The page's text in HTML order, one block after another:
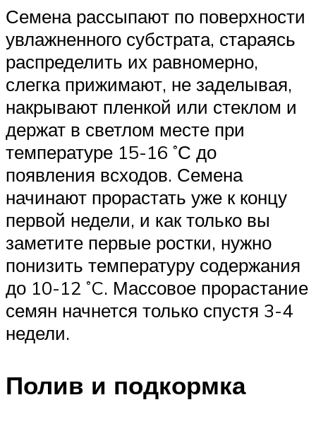
Семена рассыпают по поверхности
увлажненного субстрата, стараясь
распределить их равномерно,
слегка прижимают, не заделывая,
накрывают пленкой или стеклом и
держат в светлом месте при
температуре 15-16 ˚С до
появления всходов. Семена
начинают прорастать уже к концу
первой недели, и как только вы
заметите первые ростки, нужно
понизить температуру содержания
до 10-12 ˚C. Массовое прорастание
семян начнется только спустя 3-4
недели.
Полив и подкормка